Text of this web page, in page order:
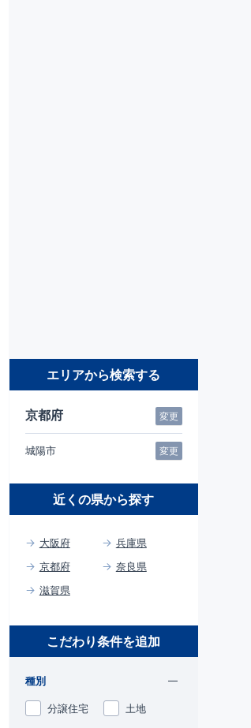
エリアから検索する
京都府 変更
城陽市 変更
近くの県から探す
大阪府
兵庫県
京都府
奈良県
滋賀県
こだわり条件を追加
種別
分譲住宅 土地